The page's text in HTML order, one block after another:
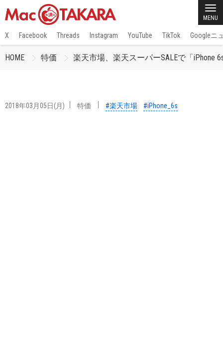
MENU
X Facebook Threads Instagram YouTube TikTok Googleニ
HOME 特価 楽天市場、楽天スーパーSALEで「iPhone
2018年03月05日(月) 特価 #楽天市場 #iPhone_6s